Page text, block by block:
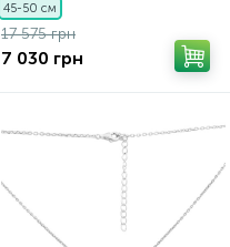
45-50 см
17 575 грн
7 030 грн